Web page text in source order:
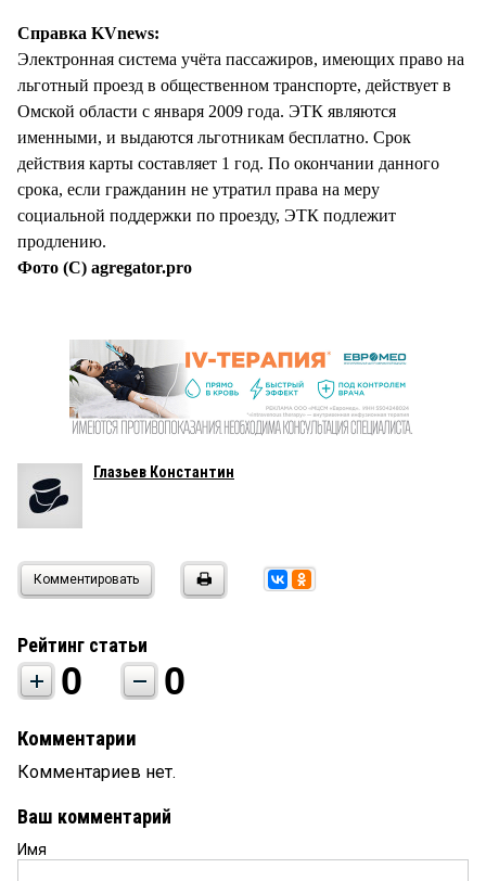
Справка KVnews:
Электронная система учёта пассажиров, имеющих право на
льготный проезд в общественном транспорте, действует в
Омской области с января 2009 года. ЭТК являются
именными, и выдаются льготникам бесплатно. Срок
действия карты составляет 1 год. По окончании данного
срока, если гражданин не утратил права на меру
социальной поддержки по проезду, ЭТК подлежит
продлению.
Фото (С) agregator.pro
Глазьев Константин
Комментировать
Рейтинг статьи
0 0
Комментарии
Комментариев нет.
Ваш комментарий
Имя